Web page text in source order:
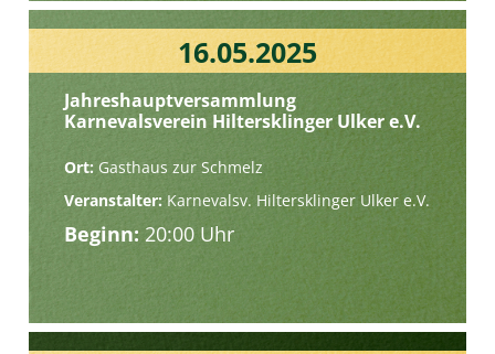
16.05.2025
Jahreshauptversammlung
Karnevalsverein Hiltersklinger Ulker e.V.
Ort:Gasthaus zur Schmelz
Veranstalter:Karnevalsv. Hiltersklinger Ulker e.V.
Beginn:20:00 Uhr